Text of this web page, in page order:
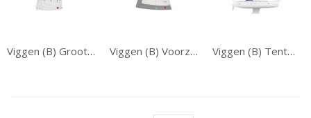
Viggen (B) Grootzeil Viggen (B) Voorzeil Viggen (B) Tentwerk